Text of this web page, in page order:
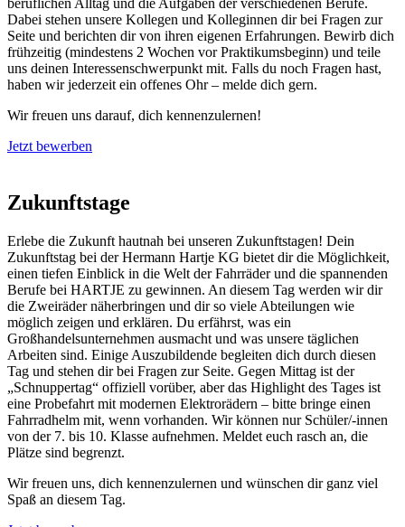
beruflichen Alltag und die Aufgaben der verschiedenen Berufe.
Dabei stehen unsere Kollegen und Kolleginnen dir bei Fragen zur
Seite und berichten dir von ihren eigenen Erfahrungen. Bewirb dich
frühzeitig (mindestens 2 Wochen vor Praktikumsbeginn) und teile
uns deinen Interessenschwerpunkt mit. Falls du noch Fragen hast,
haben wir jederzeit ein offenes Ohr – melde dich gern.
Wir freuen uns darauf, dich kennenzulernen!
Jetzt bewerben
Zukunftstage
Erlebe die Zukunft hautnah bei unseren Zukunftstagen! Dein
Zukunftstag bei der Hermann Hartje KG bietet dir die Möglichkeit,
einen tiefen Einblick in die Welt der Fahrräder und die spannenden
Berufe bei HARTJE zu gewinnen. An diesem Tag werden wir dir
die Zweiräder näherbringen und dir so viele Abteilungen wie
möglich zeigen und erklären. Du erfährst, was ein
Großhandelsunternehmen ausmacht und was unsere täglichen
Arbeiten sind. Einige Auszubildende begleiten dich durch diesen
Tag und stehen dir bei Fragen zur Seite. Gegen Mittag ist der
„Schnuppertag“ offiziell vorüber, aber das Highlight des Tages ist
eine Probefahrt mit modernen Elektrorädern – bitte bringe einen
Fahrradhelm mit, wenn vorhanden. Wir können nur Schüler/-innen
von der 7. bis 10. Klasse aufnehmen. Meldet euch rasch an, die
Plätze sind begrenzt.
Wir freuen uns, dich kennenzulernen und wünschen dir ganz viel
Spaß an diesem Tag.